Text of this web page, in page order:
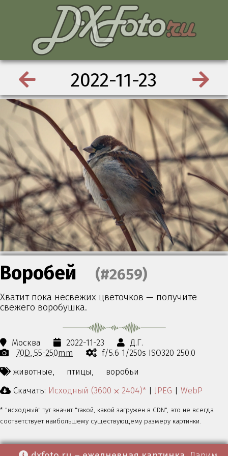
2022-11-23
Воробей (#2659)
Хватит пока несвежих цветочков — получите
свежего воробушка.
Москва 2022-11-23
Д.Г.
70D 55-250mm
f/5.6 1/250s ISO320 250.0
животные,
птицы,
воробьи
Скачать: Исходный (3600 ⨉ 2404)* | JPEG | WebP
* "исходный" тут значит "такой, какой загружен в CDN", это не всегда
соответствует наибольшему существующему размеру картинки.